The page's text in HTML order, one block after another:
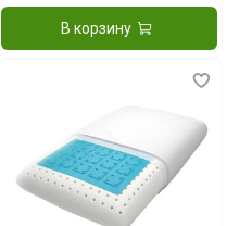
В корзину